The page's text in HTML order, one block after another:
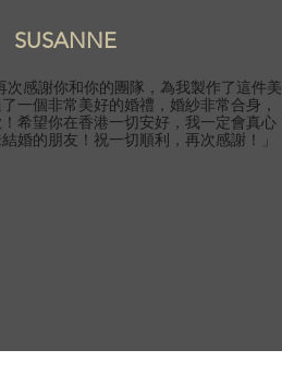
SUSANNE
次感謝你和你的團隊，為我製作了這件美
一個非常美好的婚禮，婚紗非常合身，
希望你在香港一切安好，我一定會真心
婚的朋友！祝一切順利，再次感謝！」